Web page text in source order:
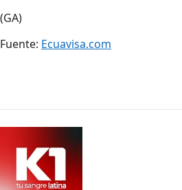
(GA)
Fuente: Ecuavisa.com